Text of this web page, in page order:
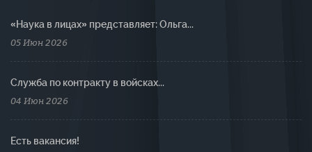
«Наука в лицах» представляет: Ольга...
05 Июн 2026
Cлужба по контракту в войсках...
04 Июн 2026
Есть вакансия!